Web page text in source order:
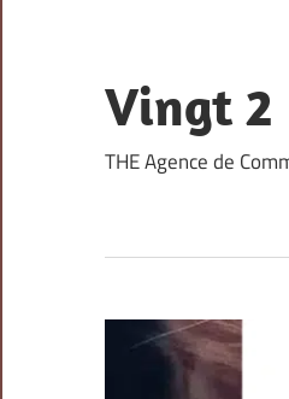
content
Vingt 2
THE Agence de